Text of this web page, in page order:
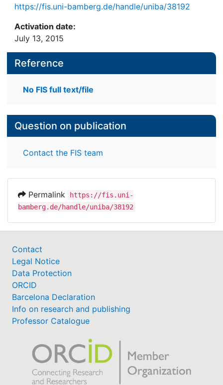
https://fis.uni-bamberg.de/handle/uniba/38192
Activation date:
July 13, 2015
Reference
No FIS full text/file
Question on publication
Contact the FIS team
Permalink
https://fis.uni-
bamberg.de/handle/uniba/38192
Contact
Legal Notice
Data Protection
ORCID
Barcelona Declaration
Info on research and publishing
Professor Catalogue